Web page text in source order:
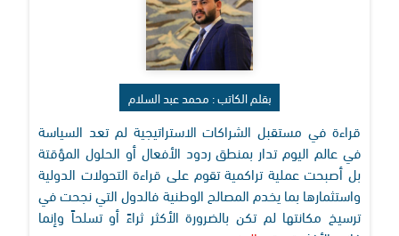
بقلم الكاتب : محمد عبد السلام
قراءة في مستقبل الشراكات الاستراتيجية لم تعد السياسة
في عالم اليوم تدار بمنطق ردود الأفعال أو الحلول المؤقتة
بل أصبحت عملية تراكمية تقوم على قراءة التحولات الدولية
واستثمارها بما يخدم المصالح الوطنية فالدول التي نجحت في
ترسيخ مكانتها لم تكن بالضرورة الأكثر ثراءً أو تسلحاً وإنما